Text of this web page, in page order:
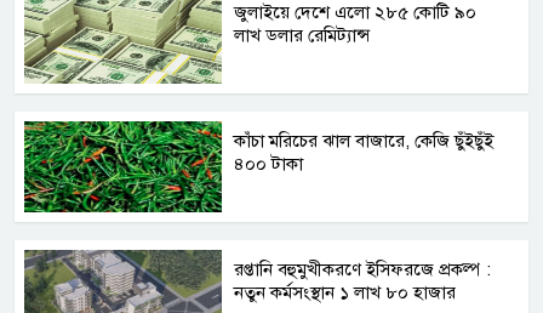
জুলাইয়ে দেশে এলো ২৮৫ কোটি ৯০
লাখ ডলার রেমিট্যান্স
কাঁচা মরিচের ঝাল বাজারে, কেজি ছুঁইছুঁই
৪০০ টাকা
রপ্তানি বহুমুখীকরণে ইসিফরজে প্রকল্প :
নতুন কর্মসংস্থান ১ লাখ ৮০ হাজার